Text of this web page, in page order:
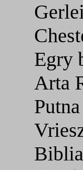
Egry
Arta